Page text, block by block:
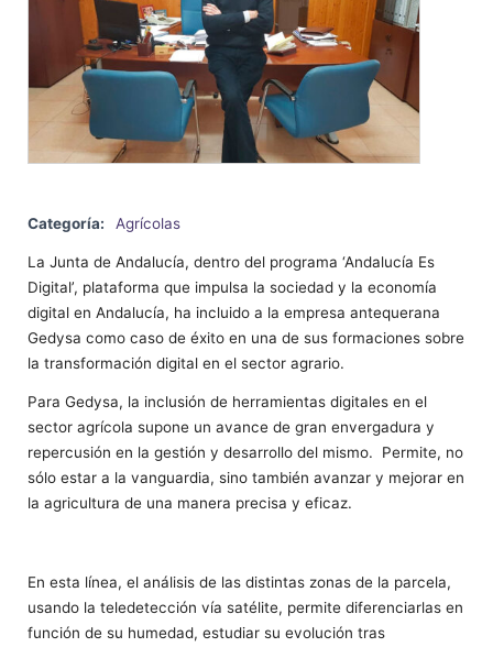
Categoría: Agrícolas
La Junta de Andalucía, dentro del programa ‘Andalucía Es
Digital’, plataforma que impulsa la sociedad y la economía
digital en Andalucía, ha incluido a la empresa antequerana
Gedysa como caso de éxito en una de sus formaciones sobre
la transformación digital en el sector agrario.
Para Gedysa, la inclusión de herramientas digitales en el
sector agrícola supone un avance de gran envergadura y
repercusión en la gestión y desarrollo del mismo. Permite, no
sólo estar a la vanguardia, sino también avanzar y mejorar en
la agricultura de una manera precisa y eficaz.
En esta línea, el análisis de las distintas zonas de la parcela,
usando la teledetección vía satélite, permite diferenciarlas en
función de su humedad, estudiar su evolución tras